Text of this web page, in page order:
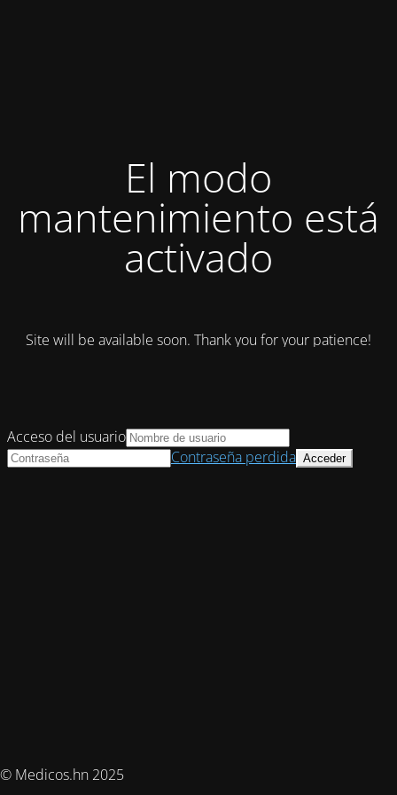
El modo
mantenimiento está
activado
Site will be available soon. Thank you for your patience!
© Medicos.hn 2025
Acceso del usuario
Contraseña perdida